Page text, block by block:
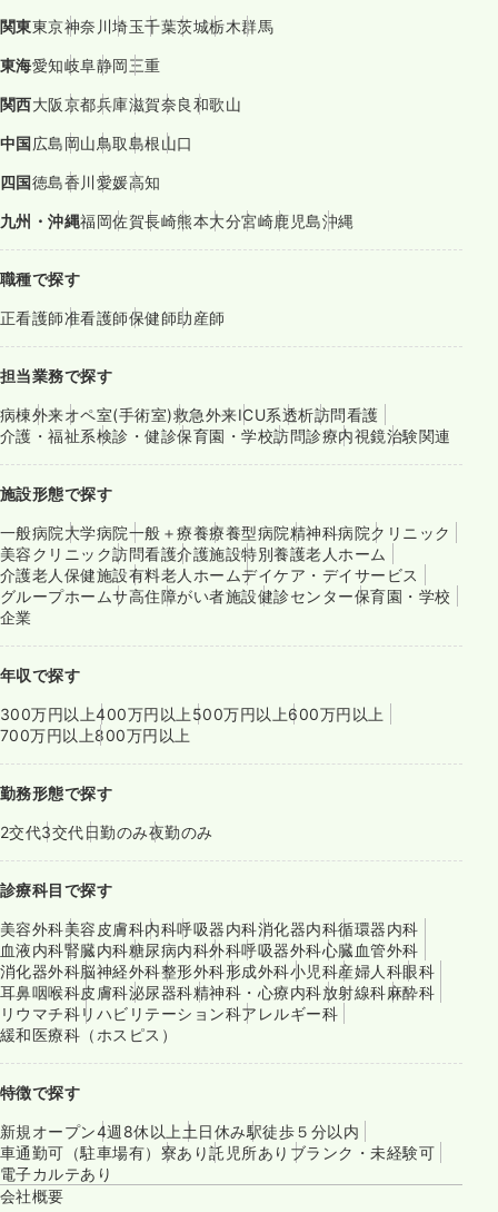
関東東京神奈川埼玉千葉茨城栃木群馬
東海愛知岐阜静岡三重
関西大阪京都兵庫滋賀奈良和歌山
中国広島岡山鳥取島根山口
四国徳島香川愛媛高知
九州・沖縄福岡佐賀長崎熊本大分宮崎鹿児島沖縄
職種で探す
正看護師准看護師保健師助産師
担当業務で探す
病棟外来オペ室(手術室)救急外来ICU系透析訪問看護
介護・福祉系検診・健診保育園・学校訪問診療内視鏡治験関連
施設形態で探す
一般病院大学病院一般＋療養療養型病院精神科病院クリニック
美容クリニック訪問看護介護施設特別養護老人ホーム
介護老人保健施設有料老人ホームデイケア・デイサービス
グループホームサ高住障がい者施設健診センター保育園・学校
企業
年収で探す
300万円以上400万円以上 500万円以上600万円以上
700万円以上800万円以上
勤務形態で探す
2交代3交代日勤のみ夜勤のみ
診療科目で探す
美容外科美容皮膚科内科呼吸器内科消化器内科循環器内科
血液内科腎臓内科糖尿病内科外科呼吸器外科心臓血管外科
消化器外科脳神経外科整形外科形成外科小児科産婦人科眼科
耳鼻咽喉科皮膚科泌尿器科精神科・心療内科放射線科麻酔科
リウマチ科リハビリテーション科アレルギー科
緩和医療科（ホスピス）
特徴で探す
新規オープン4週8休以上 土日休み駅徒歩５分以内
車通勤可（駐車場有） 寮あり託児所あり ブランク・未経験可
電子カルテあり
会社概要